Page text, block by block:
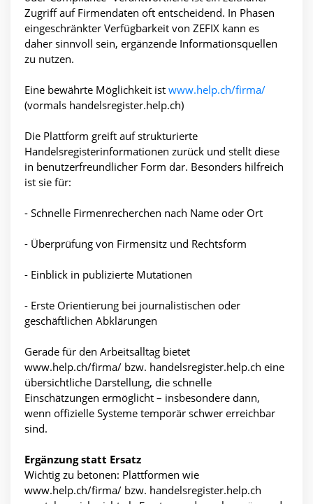
Zugriff auf Firmendaten oft entscheidend. In Phasen
eingeschränkter Verfügbarkeit von ZEFIX kann es
daher sinnvoll sein, ergänzende Informationsquellen
zu nutzen.
Eine bewährte Möglichkeit ist www.help.ch/firma/
(vormals handelsregister.help.ch)
Die Plattform greift auf strukturierte
Handelsregisterinformationen zurück und stellt diese
in benutzerfreundlicher Form dar. Besonders hilfreich
ist sie für:
- Schnelle Firmenrecherchen nach Name oder Ort
- Überprüfung von Firmensitz und Rechtsform
- Einblick in publizierte Mutationen
- Erste Orientierung bei journalistischen oder
geschäftlichen Abklärungen
Gerade für den Arbeitsalltag bietet
www.help.ch/firma/ bzw. handelsregister.help.ch eine
übersichtliche Darstellung, die schnelle
Einschätzungen ermöglicht – insbesondere dann,
wenn offizielle Systeme temporär schwer erreichbar
sind.
Ergänzung statt Ersatz
Wichtig zu betonen: Plattformen wie
www.help.ch/firma/ bzw. handelsregister.help.ch